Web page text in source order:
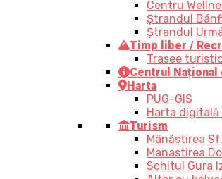
Centru
Ștrandul
Ștrandul
Timp liber /
Trasee
Centrul
Harta
PUG-GIS
Harta digitală
Turism
Mânăstirea
Manastirea
Schitul Gura